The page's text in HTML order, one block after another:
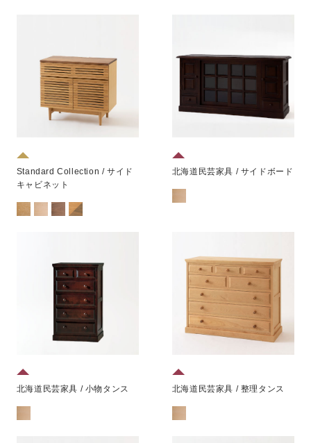
Standard Collection / サイド
キャビネット
北海道民芸家具 / サイドボード
北海道民芸家具 / 小物タンス 北海道民芸家具 / 整理タンス